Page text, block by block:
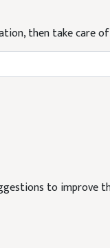
to improve